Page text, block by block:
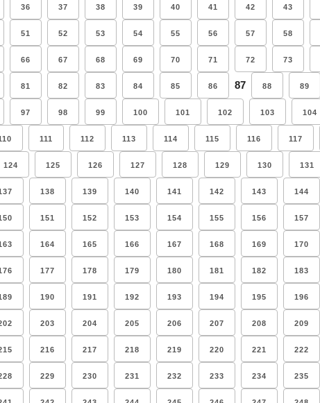
36 37 38 39 40 41 42 43
51 52 53 54 55 56 57 58
66 67 68 69 70 71 72 73
81 82 83 84 85 86 87 88 89
97 98 99 100 101 102 103 104
111 112 113 114 115 116 117
124 125 126 127 128 129 130 131
138 139 140 141 142 143 144
151 152 153 154 155 156 157
164 165 166 167 168 169 170
177 178 179 180 181 182 183
190 191 192 193 194 195 196
203 204 205 206 207 208 209
216 217 218 219 220 221 222
229 230 231 232 233 234 235